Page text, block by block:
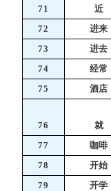
71
近
72
进来
73
进去
74
经常
75
酒店
76 就
77 咖啡
78
开始
79
开学